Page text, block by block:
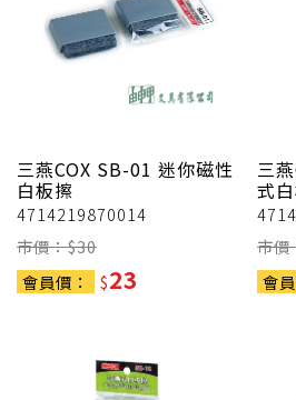
三燕COX SB-01 迷你磁性
白板擦
4714219870014
市價：$30
會員價：
$23
三
式
市價
會